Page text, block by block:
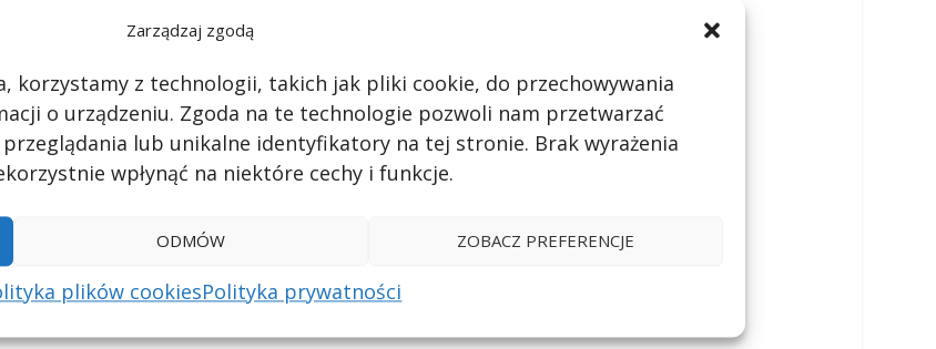
Zarządzaj zgodą
korzystamy z technologii, takich jak pliki cookie, do przechowywania
o urządzeniu. Zgoda na te technologie pozwoli nam przetwarzać
lub unikalne identyfikatory na tej stronie. Brak wyrażenia
wpłynąć na niektóre cechy i funkcje.
ODMÓW ZOBACZ PREFERENCJE
plików cookiesPolityka prywatności
9,00%
0,44 mg 8,80%
0,4 mg 8,00%